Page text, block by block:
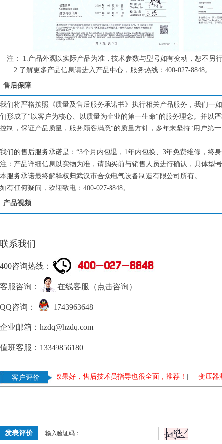
注： 1.产品外观以实际产品为准，技术参数与型号如有变动，恕不另
2.了解更多产品信息请进入产品中心，服务热线：400-027-8848。
售后保障
我们将严格按照《质量及售后服务承诺书》执行相关产品服务，我们一
们形成了"以客户为核心、以质量为企业的第一生命"的服务理念。并以
控制，保证产品质量，服务顾客满意"的质量方针，多年来坚持"用户第
我们的售后服务承诺是：“3个月内包退，1年内包换、3年免费维修，终
注：产品详细信息以实物为准，请购买前与销售人员进行确认，具体型
本服务承诺最终解释权归武汉市合众电气设备制造有限公司所有。
如有任何疑问，欢迎致电：400-027-8848。
产品视频
联系我们
400咨询热线：
客服咨询： 在线客服（点击咨询）
QQ咨询： 1743963648
企业邮箱：hzdq@hzdq.com
值班客服：13349856180
客户评价 |
装置测试效果好，售后技术员指导也很全面，推荐！ 变压器测试仪
输入验证码：